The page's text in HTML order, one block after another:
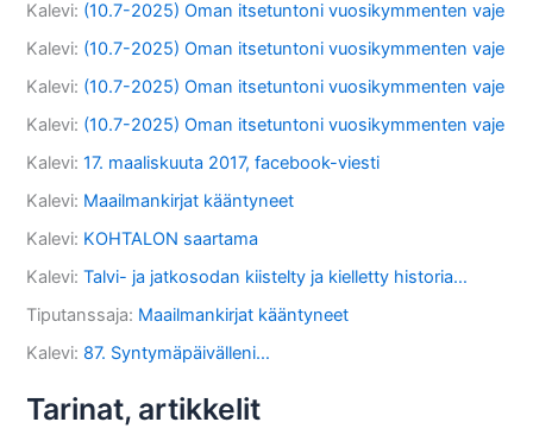
Kalevi: (10.7-2025) Oman itsetuntoni vuosikymmenten vaje
Kalevi: (10.7-2025) Oman itsetuntoni vuosikymmenten vaje
Kalevi: (10.7-2025) Oman itsetuntoni vuosikymmenten vaje
Kalevi: (10.7-2025) Oman itsetuntoni vuosikymmenten vaje
Kalevi:17. maaliskuuta 2017, facebook-viesti
Kalevi: Maailmankirjat kääntyneet
Kalevi: KOHTALON saartama
Kalevi:Talvi- ja jatkosodan kiistelty ja kielletty historia…
Tiputanssaja: Maailmankirjat kääntyneet
Kalevi: 87. Syntymäpäivälleni…
Tarinat, artikkelit